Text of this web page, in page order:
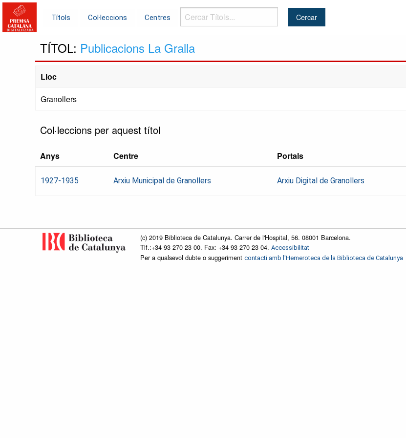
Títols Col·leccions Centres
Cercar
Títols...
TÍTOL: Publicacions La Gralla
Lloc
Granollers
Col·leccions per aquest títol
Anys Centre Portals
1927-1935 Arxiu Municipal de Granollers Arxiu Digital de Granollers
(c) 2019 Biblioteca de Catalunya. Carrer de l'Hospital, 56. 08001 Barcelona.
Tlf.:+34 93 270 23 00. Fax: +34 93 270 23 04. Accessibilitat
Per a qualsevol dubte o suggeriment contacti amb l'Hemeroteca de la Biblioteca de Catalunya